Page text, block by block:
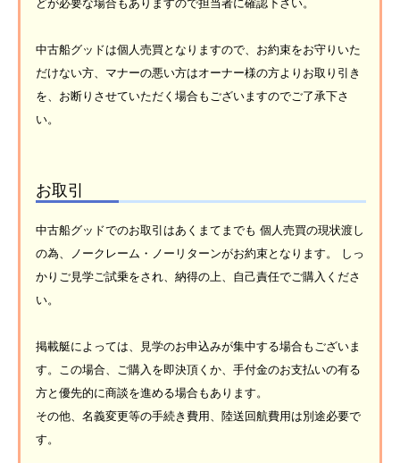
どが必要な場合もありますので担当者に確認下さい。
中古船グッドは個人売買となりますので、お約束をお守りいた
だけない方、マナーの悪い方はオーナー様の方よりお取り引き
を、お断りさせていただく場合もございますのでご了承下さ
い。
お取引
中古船グッドでのお取引はあくまてまでも 個人売買の現状渡し
の為、ノークレーム・ノーリターンがお約束となります。 しっ
かりご見学ご試乗をされ、納得の上、自己責任でご購入くださ
い。
掲載艇によっては、見学のお申込みが集中する場合もございま
す。この場合、ご購入を即決頂くか、手付金のお支払いの有る
方と優先的に商談を進める場合もあります。
その他、名義変更等の手続き費用、陸送回航費用は別途必要で
す。